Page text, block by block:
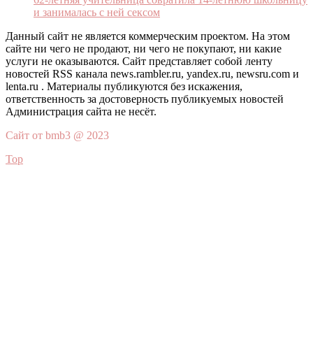
и занималась с ней сексом
Данный сайт не является коммерческим проектом. На этом
сайте ни чего не продают, ни чего не покупают, ни какие
услуги не оказываются. Сайт представляет собой ленту
новостей RSS канала news.rambler.ru, yandex.ru, newsru.com и
lenta.ru . Материалы публикуются без искажения,
ответственность за достоверность публикуемых новостей
Администрация сайта не несёт.
Сайт от bmb3 @ 2023
Top